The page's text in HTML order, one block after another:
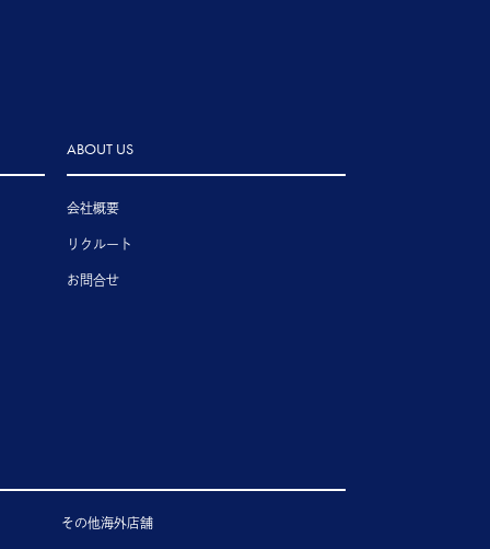
ABOUT US
会社概要
リクルート
お問合せ
その他海外店舗